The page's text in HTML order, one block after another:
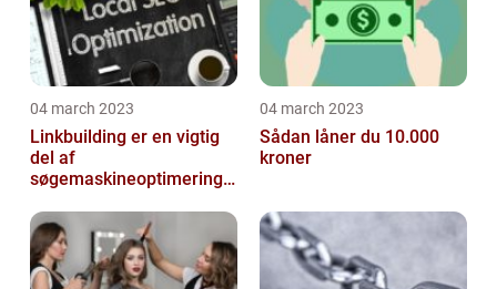
04 march 2023
Linkbuilding er en vigtig
del af
søgemaskineoptimeringe
04 march 2023
Sådan låner du 10.000
kroner